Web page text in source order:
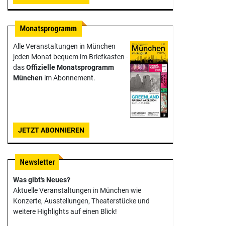
Alle Veranstaltungen in München
jeden Monat bequem im Briefkasten -
dasOffizielle Monats­programm
München im Abonnement.
JETZT ABONNIEREN
Was gibt's Neues?
Aktuelle Veranstaltungen in München wie
Konzerte, Ausstellungen, Theater­stücke und
weitere Highlights auf einen Blick!